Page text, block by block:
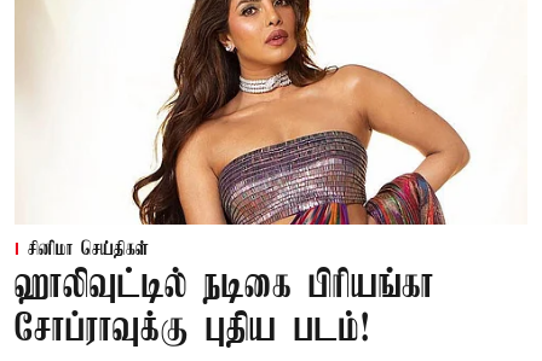
சினிமா செய்திகள்
ஹாலிவுட்டில் நடிகை பிரியங்கா
சோப்ராவுக்கு புதிய படம்!